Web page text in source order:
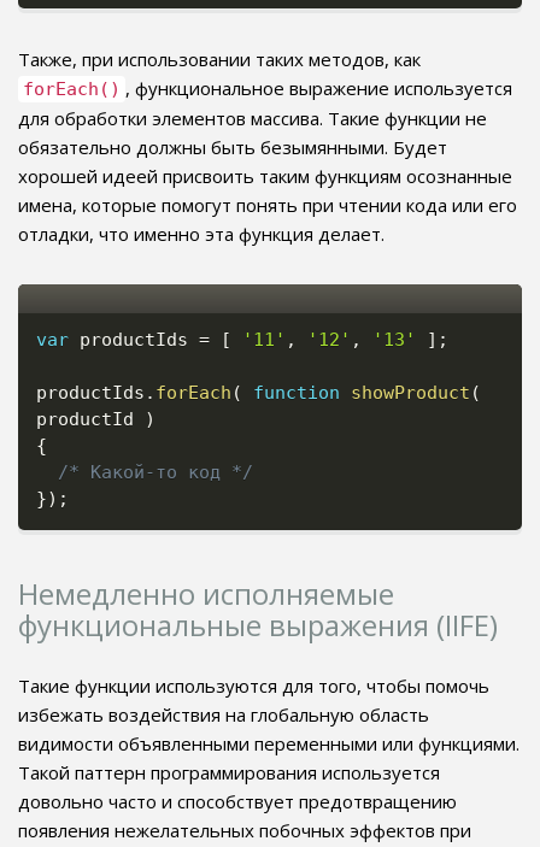
Также, при использовании таких методов, как
forEach() , функциональное выражение используется
для обработки элементов массива. Такие функции не
обязательно должны быть безымянными. Будет
хорошей идеей присвоить таким функциям осознанные
имена, которые помогут понять при чтении кода или его
отладки, что именно эта функция делает.
var productIds = [ '11' , '12' , '13' ] ;
productIds . forEach ( function showProduct (
productId
)
{
/* Какой-то код */
}) ;
Немедленно исполняемые
функциональные выражения (IIFE)
Такие функции используются для того, чтобы помочь
избежать воздействия на глобальную область
видимости объявленными переменными или функциями.
Такой паттерн программирования используется
довольно часто и способствует предотвращению
появления нежелательных побочных эффектов при